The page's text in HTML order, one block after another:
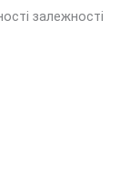
залежності